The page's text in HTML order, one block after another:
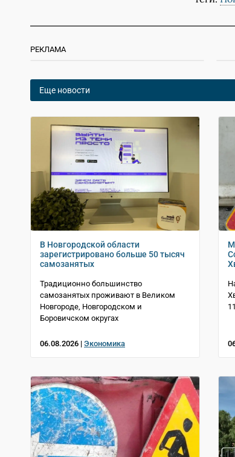
РЕКЛАМА
Еще новости
В Новгородской области
зарегистрировано больше 50 тысяч
самозанятых
Традиционно большинство
самозанятых проживают в Великом
Новгороде, Новгородском и
Боровичском округах
06.08.2026 | Экономика